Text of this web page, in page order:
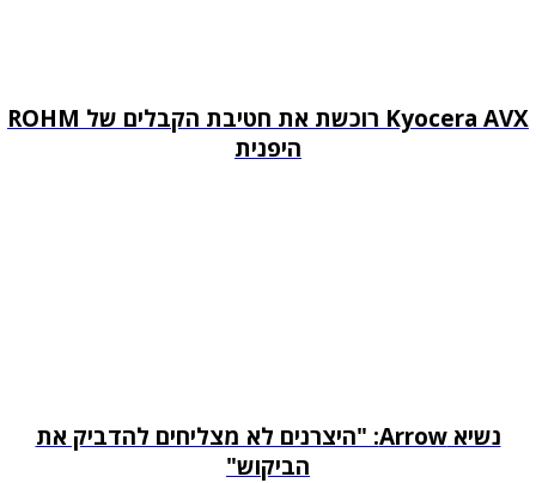
Kyocera AVX רוכשת את חטיבת הקבלים של ROHM
היפנית
נשיא Arrow: "היצרנים לא מצליחים להדביק את
הביקוש"